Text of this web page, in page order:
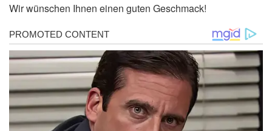
Wir wünschen Ihnen einen guten Geschmack!